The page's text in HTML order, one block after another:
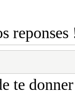
reponses
te